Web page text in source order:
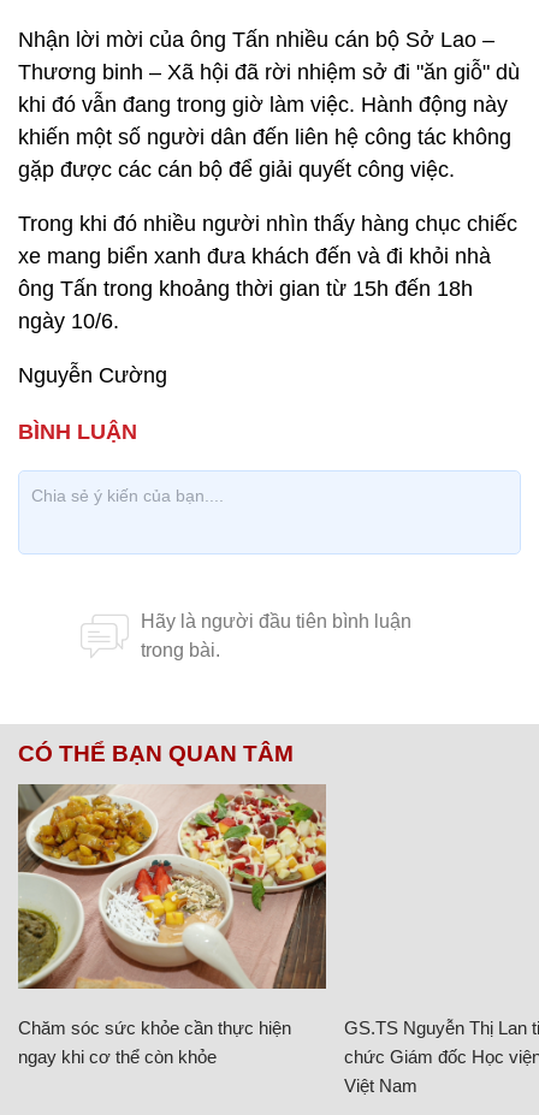
Nhận lời mời của ông Tấn nhiều cán bộ Sở Lao –
Thương binh – Xã hội đã rời nhiệm sở đi "ăn giỗ" dù
khi đó vẫn đang trong giờ làm việc. Hành động này
khiến một số người dân đến liên hệ công tác không
gặp được các cán bộ để giải quyết công việc.
Trong khi đó nhiều người nhìn thấy hàng chục chiếc
xe mang biển xanh đưa khách đến và đi khỏi nhà
ông Tấn trong khoảng thời gian từ 15h đến 18h
ngày 10/6.
Nguyễn Cường
CÓ THỂ BẠN QUAN TÂM
Chăm sóc sức khỏe cần thực hiện
ngay khi cơ thể còn khỏe
GS.TS Nguyễn Thị Lan
chức Giám đốc Học
Việt Nam